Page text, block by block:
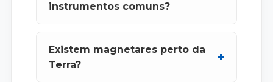
instrumentos comuns?
Existem magnetares perto da
Terra?